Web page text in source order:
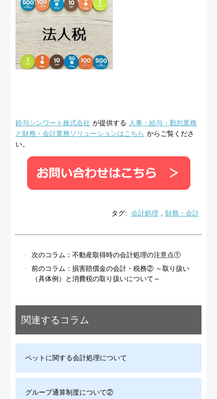
鈴与シンワート株式会社 が提供する 人事・給与・勤怠業務
と財務・会計業務ソリューションはこちら からご覧くださ
い。
タグ: 会計処理 財務・会計
次のコラム： 不動産取得時の会計処理の注意点①
前のコラム： 損害賠償金の会計・税務② ～取り扱い
（具体例）と消費税の取り扱いについて～
関連するコラム
ペットに関する会計処理について
グループ通算制度について②